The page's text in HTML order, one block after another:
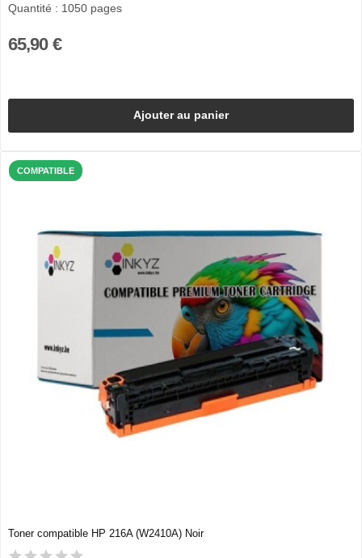
Quantité : 1050 pages
65,90 €
Ajouter au panier
COMPATIBLE
Toner compatible HP 216A (W2410A) Noir